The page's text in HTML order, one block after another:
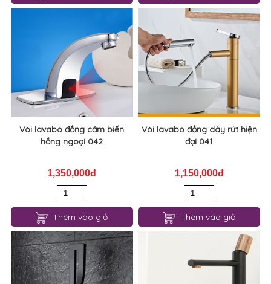
Vòi lavabo đồng cảm biến
hồng ngoại 042
1,350,000đ
Thêm vào giỏ
Vòi lavabo đồng dây rút hiện
đại 041
1,150,000đ
Thêm vào giỏ